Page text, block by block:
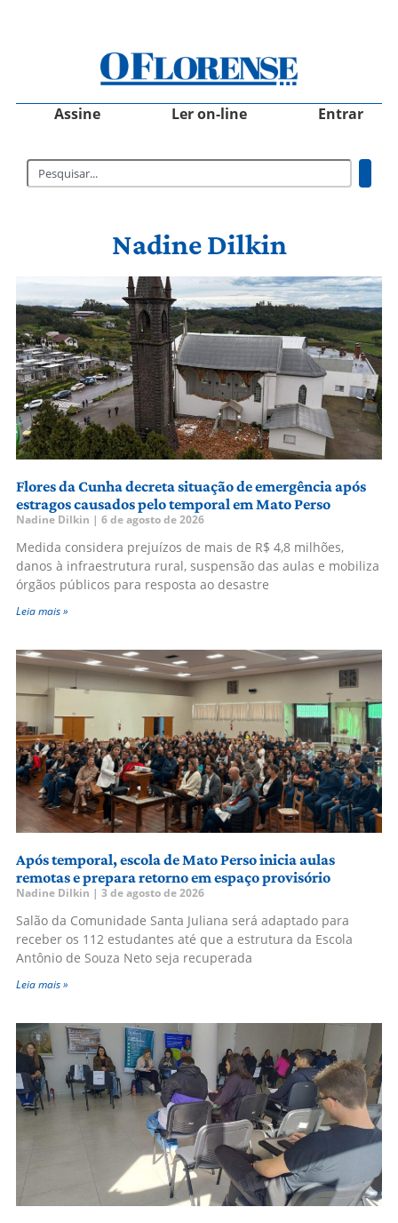
Assine Ler on-line Entrar
Nadine Dilkin
Flores da Cunha decreta situação de emergência após
estragos causados pelo temporal em Mato Perso
Nadine Dilkin 6 de agosto de 2026
Medida considera prejuízos de mais de R$ 4,8 milhões,
danos à infraestrutura rural, suspensão das aulas e mobiliza
órgãos públicos para resposta ao desastre
Leia mais »
Após temporal, escola de Mato Perso inicia aulas
remotas e prepara retorno em espaço provisório
Nadine Dilkin 3 de agosto de 2026
Salão da Comunidade Santa Juliana será adaptado para
receber os 112 estudantes até que a estrutura da Escola
Antônio de Souza Neto seja recuperada
Leia mais »